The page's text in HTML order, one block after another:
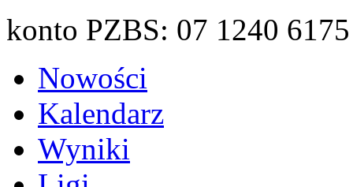
konto PZBS: 07 1240
Nowości
Kalendarz
Wyniki